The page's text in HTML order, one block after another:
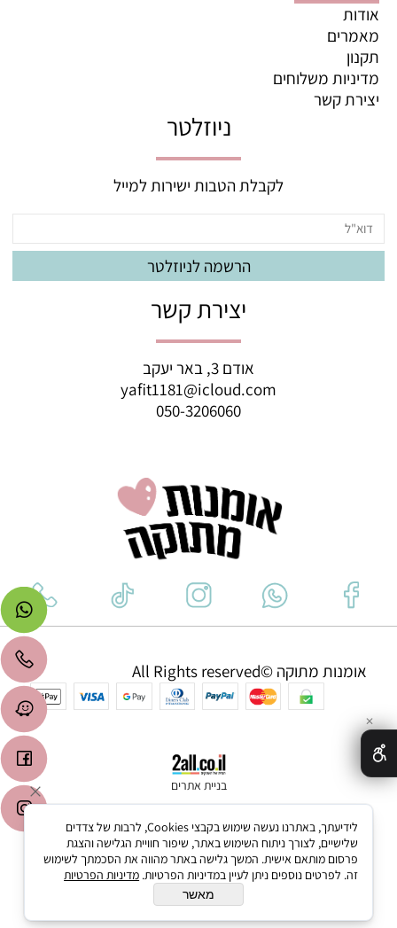
אודות
מאמרים
תקנון
מדיניות משלוחים
יצירת קשר
ניוזלטר
לקבלת הטבות ישירות למייל
יצירת קשר
אודם 3, באר יעקב
yafit1181@icloud.com
050-3206060
אומנות מתוקה ©All Rights reserved
בניית אתרים
✕
לידיעתך, באתרנו נעשה שימוש בקבצי Cookies, לרבות של צדדים
שלישיים, לצורך ניתוח השימוש באתר, שיפור חוויית הגלישה והצגת
פרסום מותאם אישית. המשך גלישה באתר מהווה את הסכמתך לשימוש
זה. לפרטים נוספים ניתן לעיין במדיניות הפרטיות. מדיניות הפרטיות
מאשר